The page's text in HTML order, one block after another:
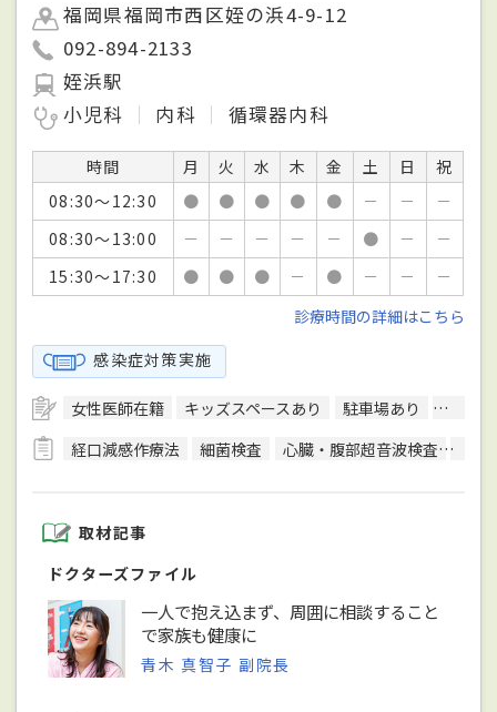
福岡県福岡市西区姪の浜4-9-12
092-894-2133
姪浜駅
小児科
内科 循環器内科
時間 月 火 水 木 金 土 日
祝
08:30～12:30
● ● ● ● ● － －
－
08:30～13:00
－ － － － － ● －
－
15:30～17:30
● ● ● － ● － －
－
診療時間の詳細はこちら
感染症対策実施
女性医師在籍 キッズスペースあり 駐車場あり
駅徒歩
経口減感作療法
細菌検査 心臓・腹部超音波検査
取材記事
ドクターズファイル
一人で抱え込まず、周囲に相談すること
で家族も健康に
青木 真智子 副院長